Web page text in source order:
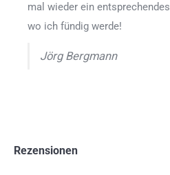
mal wieder ein
wo ich fündig werde!
Jörg Bergmann
Rezensionen